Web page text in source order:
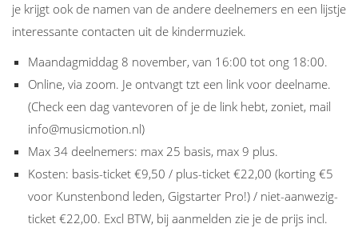
je krijgt ook de namen van de andere deelnemers en een lijstje
interessante contacten uit de kindermuziek.
Maandagmiddag 8 november, van 16:00 tot ong 18:00.
Online, via zoom. Je ontvangt tzt een link voor deelname.
(Check een dag vantevoren of je de link hebt, zoniet, mail
info@musicmotion.nl)
Max 34 deelnemers: max 25 basis, max 9 plus.
Kosten: basis-ticket €9,50 / plus-ticket €22,00 (korting €5
voor Kunstenbond leden, Gigstarter Pro!) / niet-aanwezig-
ticket €22,00. Excl BTW, bij aanmelden zie je de prijs incl.